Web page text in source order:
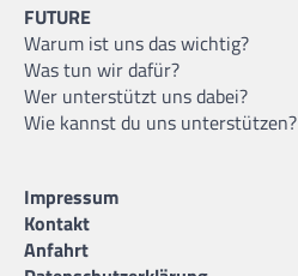
FUTURE
Warum ist uns das wichtig?
Was tun wir dafür?
Wer unterstützt uns dabei?
Wie kannst du uns unterstützen?
Impressum
Kontakt
Anfahrt